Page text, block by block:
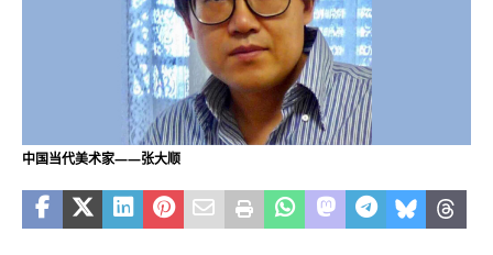
中国当代美术家――张大顺